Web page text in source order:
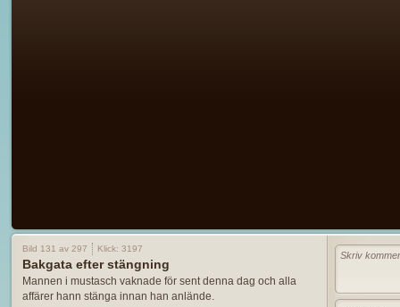
Bild 131 av 297 Klick: 3197
Bakgata efter stängning
Mannen i mustasch vaknade för sent denna dag och alla
affärer hann stänga innan han anlände.